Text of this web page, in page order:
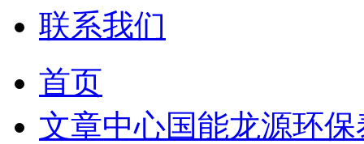
联系我们
首页
文章中心国能龙源环